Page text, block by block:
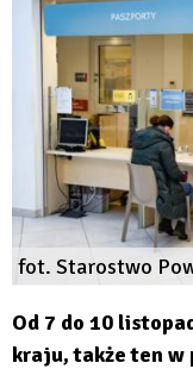
fot. Starostwo
Od 7 do 10
kraju, także ten w